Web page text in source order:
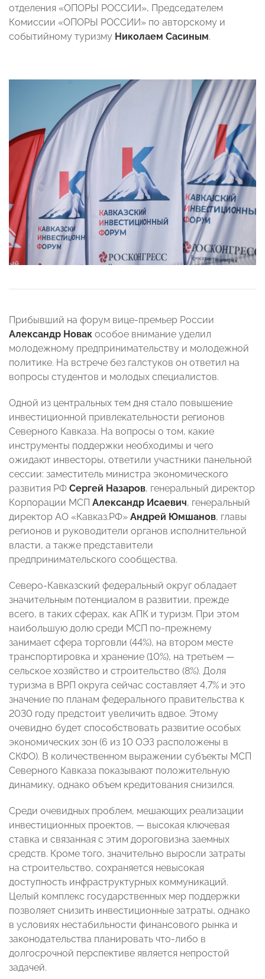
отделения «ОПОРЫ РОССИИ», Председателем
Комиссии «ОПОРЫ РОССИИ» по авторскому и
событийному туризму Николаем Сасиным.
Прибывший на форум вице-премьер России
Александр Новак особое внимание уделил
молодежному предпринимательству и молодежной
политике. На встрече без галстуков он ответил на
вопросы студентов и молодых специалистов.
Одной из центральных тем дня стало повышение
инвестиционной привлекательности регионов
Северного Кавказа. На вопросы о том, какие
инструменты поддержки необходимы и чего
ожидают инвесторы, ответили участники панельной
сессии: заместитель министра экономического
развития РФ Сергей Назаров, генеральный директор
Корпорации МСП Александр Исаевич, генеральный
директор АО «Кавказ.РФ» Андрей Юмшанов, главы
регионов и руководители органов исполнительной
власти, а также представители
предпринимательского сообщества.
Северо-Кавказский федеральный округ обладает
значительным потенциалом в развитии, прежде
всего, в таких сферах, как АПК и туризм. При этом
наибольшую долю среди МСП по-прежнему
занимает сфера торговли (44%), на втором месте
транспортировка и хранение (10%), на третьем —
сельское хозяйство и строительство (8%). Доля
туризма в ВРП округа сейчас составляет 4,7% и это
значение по планам федерального правительства к
2030 году предстоит увеличить вдвое. Этому
очевидно будет способствовать развитие особых
экономических зон (6 из 10 ОЭЗ расположены в
СКФО). В количественном выражении субъекты МСП
Северного Кавказа показывают положительную
динамику, однако объем кредитования снизился.
Среди очевидных проблем, мешающих реализации
инвестиционных проектов, — высокая ключевая
ставка и связанная с этим дороговизна заемных
средств. Кроме того, значительно выросли затраты
на строительство, сохраняется невысокая
доступность инфраструктурных коммуникаций.
Целый комплекс государственных мер поддержки
позволяет снизить инвестиционные затраты, однако
в условиях нестабильности финансового рынка и
законодательства планировать что-либо в
долгосрочной перспективе является непростой
задачей.